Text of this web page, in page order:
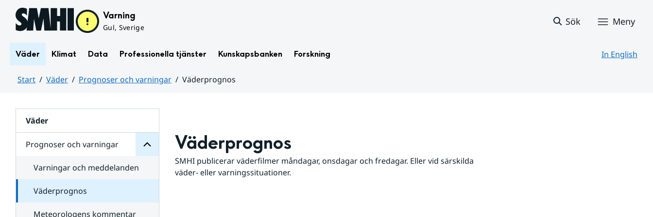
Hoppa till sidans innehåll Varning
Gul, Sverige
Sök Meny
Väder Klimat Data Professionella tjänster Kunskapsbanken Forskning In English
Start Väder Prognoser och varningar
Väderprognos
Väder
Prognoser och varningar
för
varningar
Varningar och meddelanden
Väderprognos
Meteorologens kommentar
Väderprognos
SMHI publicerar väderfilmer måndagar, onsdagar och fredagar. Eller vid särskilda
väder- eller varningssituationer.